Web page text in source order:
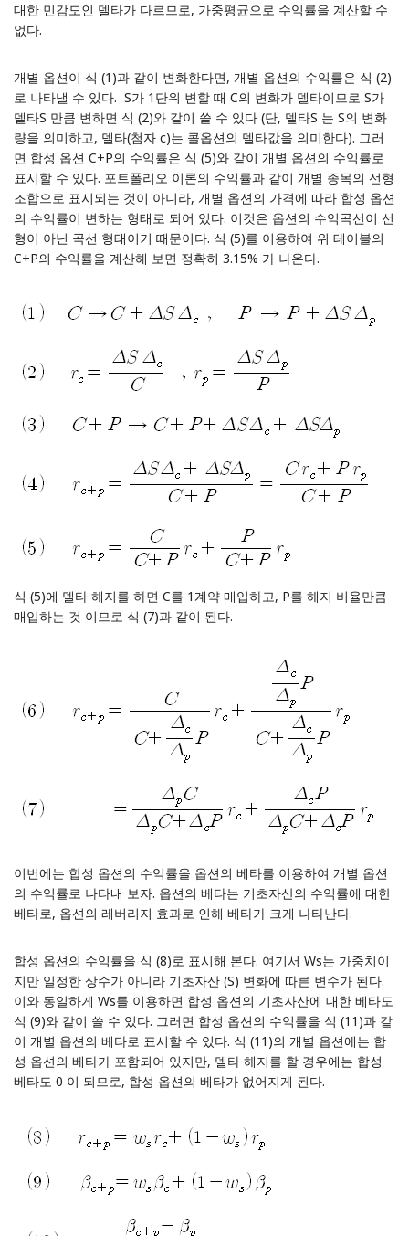
대한 민감도인 델타가 다르므로, 가중평균으로 수익률을 계산할 수
없다.
개별 옵션이 식 (1)과 같이 변화한다면, 개별 옵션의 수익률은 식 (2)
로 나타낼 수 있다. S가 1단위 변할 때 C의 변화가 델타이므로 S가
델타S 만큼 변하면 식 (2)와 같이 쓸 수 있다 (단, 델타S 는 S의 변화
량을 의미하고, 델타(첨자 c)는 콜옵션의 델타값을 의미한다). 그러
면 합성 옵션 C+P의 수익률은 식 (5)와 같이 개별 옵션의 수익률로
표시할 수 있다. 포트폴리오 이론의 수익률과 같이 개별 종목의 선형
조합으로 표시되는 것이 아니라, 개별 옵션의 가격에 따라 합성 옵션
의 수익률이 변하는 형태로 되어 있다. 이것은 옵션의 수익곡선이 선
형이 아닌 곡선 형태이기 때문이다. 식 (5)를 이용하여 위 테이블의
C+P의 수익률을 계산해 보면 정확히 3.15% 가 나온다.
식 (5)에 델타 헤지를 하면 C를 1계약 매입하고, P를 헤지 비율만큼
매입하는 것 이므로 식 (7)과 같이 된다.
이번에는 합성 옵션의 수익률을 옵션의 베타를 이용하여 개별 옵션
의 수익률로 나타내 보자. 옵션의 베타는 기초자산의 수익률에 대한
베타로, 옵션의 레버리지 효과로 인해 베타가 크게 나타난다.
합성 옵션의 수익률을 식 (8)로 표시해 본다. 여기서 Ws는 가중치이
지만 일정한 상수가 아니라 기초자산 (S) 변화에 따른 변수가 된다.
이와 동일하게 Ws를 이용하면 합성 옵션의 기초자산에 대한 베타도
식 (9)와 같이 쓸 수 있다. 그러면 합성 옵션의 수익률을 식 (11)과 같
이 개별 옵션의 베타로 표시할 수 있다. 식 (11)의 개별 옵션에는 합
성 옵션의 베타가 포함되어 있지만, 델타 헤지를 할 경우에는 합성
베타도 0 이 되므로, 합성 옵션의 베타가 없어지게 된다.